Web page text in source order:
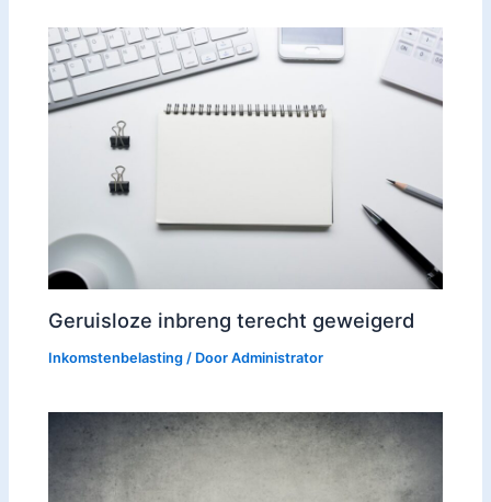
Geruisloze inbreng terecht geweigerd
Inkomstenbelasting / DoorAdministrator